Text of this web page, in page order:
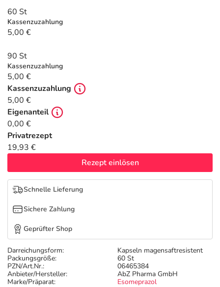
Tierapotheke
Vitamine & Mineralstoffe
Marken
Salus Deals
Darreichungsform:
Kapseln magensaftresistent
Packungsgröße:
60 St
PZN/Art.Nr.:
06465384
Anbieter/Hersteller:
AbZ Pharma GmbH
Marke/Präparat:
Esomeprazol
60 St
Kassenzuzahlung
5,00 €
90 St
Kassenzuzahlung
5,00 €
Kassenzuzahlung
5,00 €
Eigenanteil
0,00 €
Privatrezept
19,93 €
Rezept einlösen
Schnelle Lieferung
Sichere Zahlung
Geprüfter Shop